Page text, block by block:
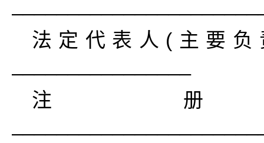
法定代表人(主要
注